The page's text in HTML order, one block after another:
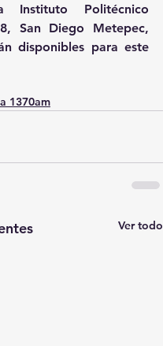
Instituto Politécnico
, San Diego Metepec,
disponibles para este
1370am
Ver todo